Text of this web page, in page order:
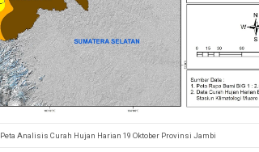
Peta Analisis Curah Hujan Harian 19 Oktober Provinsi Jambi